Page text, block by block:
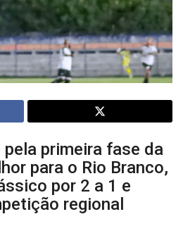
primeira fase da
para o Rio Branco,
por 2 a 1 e
regional